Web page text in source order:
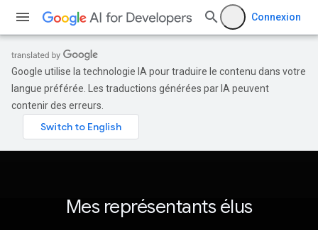
Connexion
Google utilise la technologie IA pour traduire le contenu dans votre
langue préférée. Les traductions générées par IA peuvent
contenir des erreurs.
Mes représentants élus